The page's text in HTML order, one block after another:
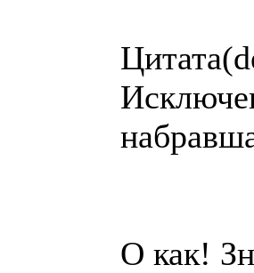
О как!